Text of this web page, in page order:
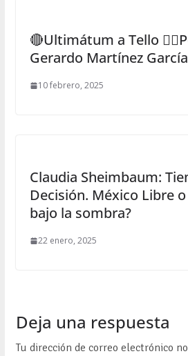
🔴Ultimátum a Tello
Gerardo Martínez García
10 febrero, 2025
Claudia Sheimbaum:
Decisión. México Libre
bajo la sombra?
22 enero, 2025
Deja una respuesta
Tu dirección de correo electrónico